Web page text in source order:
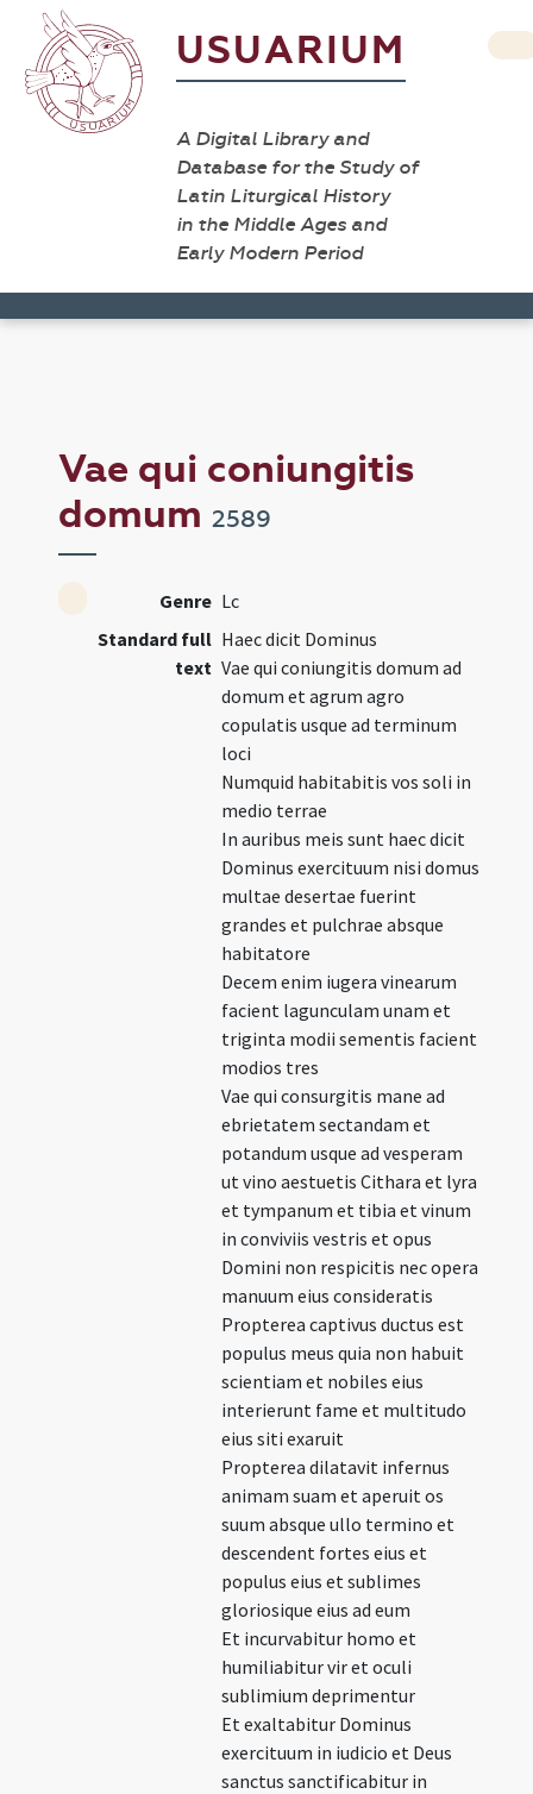
USUARIUM
A Digital Library and
Database for the Study of
Latin Liturgical History
in the Middle Ages and
Early Modern Period
Vae qui coniungitis
domum2589
Genre Lc
Standard full
text
Haec dicit Dominus
Vae qui coniungitis domum ad
domum et agrum agro
copulatis usque ad terminum
loci
Numquid habitabitis vos soli in
medio terrae
In auribus meis sunt haec dicit
Dominus exercituum nisi domus
multae desertae fuerint
grandes et pulchrae absque
habitatore
Decem enim iugera vinearum
facient lagunculam unam et
triginta modii sementis facient
modios tres
Vae qui consurgitis mane ad
ebrietatem sectandam et
potandum usque ad vesperam
ut vino aestuetis Cithara et lyra
et tympanum et tibia et vinum
in conviviis vestris et opus
Domini non respicitis nec opera
manuum eius consideratis
Propterea captivus ductus est
populus meus quia non habuit
scientiam et nobiles eius
interierunt fame et multitudo
eius siti exaruit
Propterea dilatavit infernus
animam suam et aperuit os
suum absque ullo termino et
descendent fortes eius et
populus eius et sublimes
gloriosique eius ad eum
Et incurvabitur homo et
humiliabitur vir et oculi
sublimium deprimentur
Et exaltabitur Dominus
exercituum in iudicio et Deus
sanctus sanctificabitur in